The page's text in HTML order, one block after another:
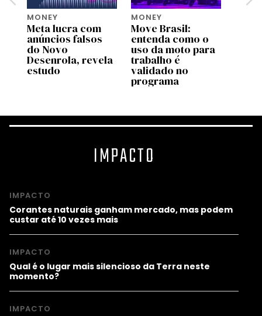
MONEY
Meta lucra com
anúncios falsos
do Novo
Desenrola, revela
estudo
MONEY
Move Brasil:
entenda como o
uso da moto para
trabalho é
validado no
programa
IMPACTO
IMPACTO
Corantes naturais ganham mercado, mas podem
custar até 10 vezes mais
IMPACTO
Qual é o lugar mais silencioso da Terra neste
momento?
IMPACTO